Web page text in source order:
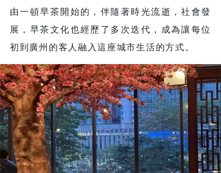
由一頓早茶開始的，伴隨著時光流逝，社會發
展，早茶文化也經歷了多次迭代，成為讓每位
初到廣州的客人融入這座城市生活的方式。